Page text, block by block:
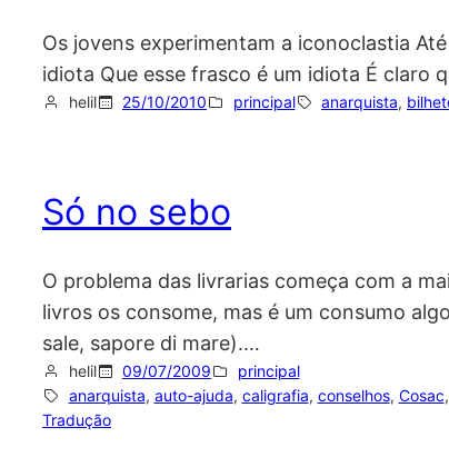
Os jovens experimentam a iconoclastia
idiota Que esse frasco é um idiota É claro
helil 25/10/2010 principal anarquista,
Só no sebo
O problema das livrarias começa com a
livros os consome, mas é um consumo
sale, sapore di mare).…
helil 09/07/2009
principal
anarquista, auto-ajuda, caligrafia, conselhos, Cosac,
Tradução